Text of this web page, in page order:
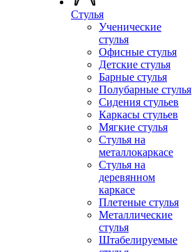
Стулья
Ученические
стулья
Офисные стулья
Детские стулья
Барные стулья
Полубарные стулья
Сидения стульев
Каркасы стульев
Мягкие стулья
Стулья на
металлокаркасе
Стулья на
деревянном
каркасе
Плетеные стулья
Металлические
стулья
Штабелируемые